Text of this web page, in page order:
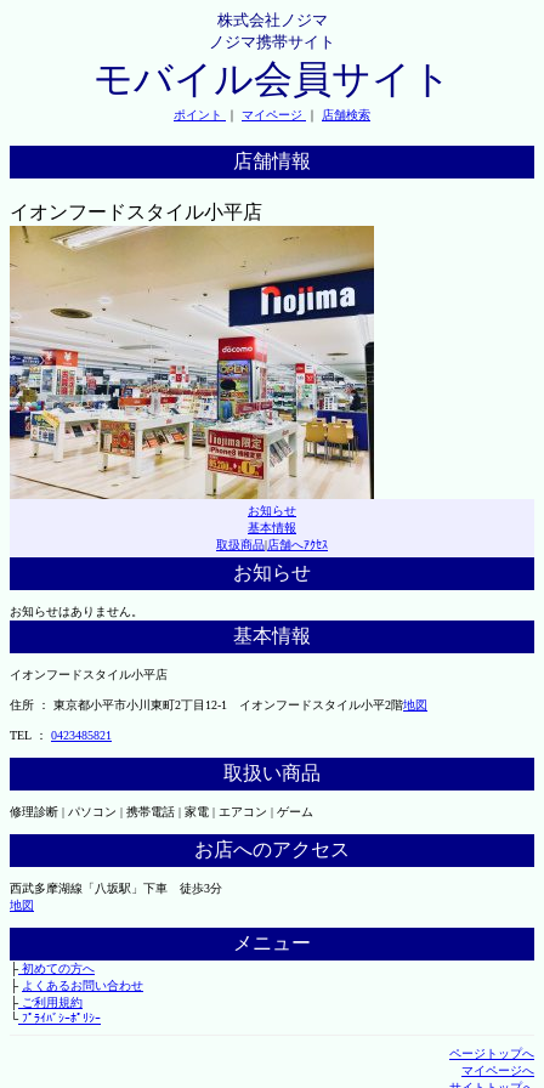
株式会社ノジマ
ノジマ携帯サイト
モバイル会員サイト
ポイント ｜ マイページ ｜ 店舗検索
店舗情報
イオンフードスタイル小平店
お知らせ
基本情報
取扱商品|店舗へｱｸｾｽ
お知らせ
お知らせはありません。
基本情報
イオンフードスタイル小平店
住所 ： 東京都小平市小川東町2丁目12-1 イオンフードスタイル小平2階地図
TEL ： 0423485821
取扱い商品
修理診断 | パソコン | 携帯電話 | 家電 | エアコン | ゲーム
お店へのアクセス
西武多摩湖線「八坂駅」下車 徒歩3分
地図
メニュー
├初めての方へ
├ よくあるお問い合わせ
├ご利用規約
└ﾌﾟﾗｲﾊﾞｼｰﾎﾟﾘｼｰ
ページトップへ
マイページへ